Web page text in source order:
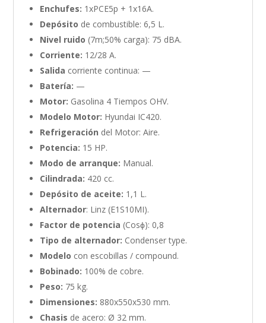
Enchufes: 1xPCE5p + 1x16A.
Depósito de combustible: 6,5 L.
Nivel ruido (7m;50% carga): 75 dBA.
Corriente: 12/28 A.
Salida corriente continua: —
Batería: —
Motor: Gasolina 4 Tiempos OHV.
Modelo Motor: Hyundai IC420.
Refrigeración del Motor: Aire.
Potencia: 15 HP.
Modo de arranque: Manual.
Cilindrada: 420 cc.
Depósito de aceite: 1,1 L.
Alternador: Linz (E1S10MI).
Factor de potencia (Cosϕ): 0,8
Tipo de alternador: Condenser type.
Modelo con escobillas / compound.
Bobinado: 100% de cobre.
Peso: 75 kg.
Dimensiones: 880x550x530 mm.
Chasis de acero: Ø 32 mm.